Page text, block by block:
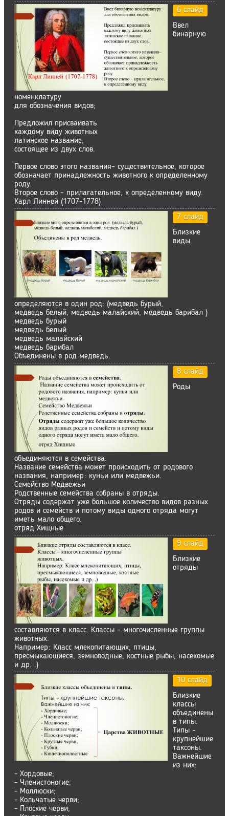
6 слайд
Ввел
бинарную
номенклатуру
для обозначения видов;
Предложил присваивать
каждому виду животных
латинское название,
состоящее из двух слов.
Первое слово этого названия– существительное, которое
обозначает принадлежность животного к определенному
роду.
Второе слово – прилагательное, к определенному виду.
Карл Линней (1707-1778)
7 слайд
Близкие
виды
определяются в один род: (медведь бурый,
медведь белый, медведь малайский, медведь барибал )
медведь бурый
медведь белый
медведь малайский
медведь барибал
Объединены в род медведь.
8 слайд
Роды
объединяются в семейства.
Название семейства может происходить от родового
названия, например: куньи или медвежьи.
Семейство Медвежьи
Родственные семейства собраны в отряды.
Отряды содержат уже большое количество видов разных
родов и семейств и потому виды одного отряда могут
иметь мало общего.
отряд Хищные
9 слайд
Близкие
отряды
составляются в класс. Классы – многочисленные группы
животных.
Например: Класс млекопитающих, птицы,
пресмыкающиеся, земноводные, костные рыбы, насекомые
и др. .)
10 слайд
Близкие
классы
объединены
в типы.
Типы –
крупнейшие
таксоны.
Важнейшие
из них:
- Хордовые;
- Членистоногие;
- Моллюски;
- Кольчатые черви;
- Плоские черви;